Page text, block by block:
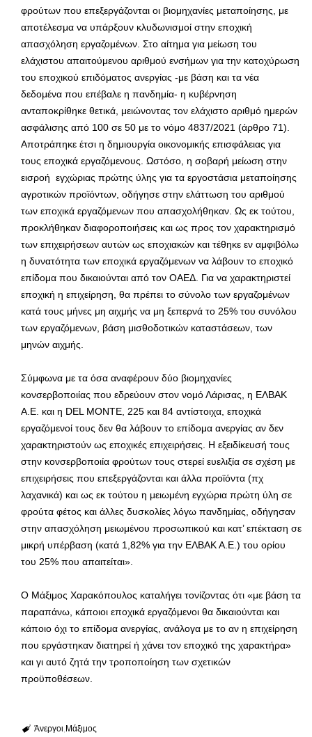
φρούτων που επεξεργάζονται οι βιομηχανίες μεταποίησης, με
αποτέλεσμα να υπάρξουν κλυδωνισμοί στην εποχική
απασχόληση εργαζομένων. Στο αίτημα για μείωση του
ελάχιστου απαιτούμενου αριθμού ενσήμων για την κατοχύρωση
του εποχικού επιδόματος ανεργίας -με βάση και τα νέα
δεδομένα που επέβαλε η πανδημία- η κυβέρνηση
ανταποκρίθηκε θετικά, μειώνοντας τον ελάχιστο αριθμό ημερών
ασφάλισης από 100 σε 50 με το νόμο 4837/2021 (άρθρο 71).
Αποτράπηκε έτσι η δημιουργία οικονομικής επισφάλειας για
τους εποχικά εργαζόμενους. Ωστόσο, η σοβαρή μείωση στην
εισροή εγχώριας πρώτης ύλης για τα εργοστάσια μεταποίησης
αγροτικών προϊόντων, οδήγησε στην ελάττωση του αριθμού
των εποχικά εργαζόμενων που απασχολήθηκαν. Ως εκ τούτου,
προκλήθηκαν διαφοροποιήσεις και ως προς τον χαρακτηρισμό
των επιχειρήσεων αυτών ως εποχιακών και τέθηκε εν αμφιβόλω
η δυνατότητα των εποχικά εργαζόμενων να λάβουν το εποχικό
επίδομα που δικαιούνται από τον ΟΑΕΔ. Για να χαρακτηριστεί
εποχική η επιχείρηση, θα πρέπει το σύνολο των εργαζομένων
κατά τους μήνες μη αιχμής να μη ξεπερνά το 25% του συνόλου
των εργαζόμενων, βάση μισθοδοτικών καταστάσεων, των
μηνών αιχμής.
Σύμφωνα με τα όσα αναφέρουν δύο βιομηχανίες
κονσερβοποιίας που εδρεύουν στον νομό Λάρισας, η ΕΛΒΑΚ
Α.Ε. και η DEL MONTE, 225 και 84 αντίστοιχα, εποχικά
εργαζόμενοί τους δεν θα λάβουν το επίδομα ανεργίας αν δεν
χαρακτηριστούν ως εποχικές επιχειρήσεις. Η εξειδίκευσή τους
στην κονσερβοποιία φρούτων τους στερεί ευελιξία σε σχέση με
επιχειρήσεις που επεξεργάζονται και άλλα προϊόντα (πχ
λαχανικά) και ως εκ τούτου η μειωμένη εγχώρια πρώτη ύλη σε
φρούτα φέτος και άλλες δυσκολίες λόγω πανδημίας, οδήγησαν
στην απασχόληση μειωμένου προσωπικού και κατ’ επέκταση σε
μικρή υπέρβαση (κατά 1,82% για την ΕΛΒΑΚ Α.Ε.) του ορίου
του 25% που απαιτείται».
Ο Μάξιμος Χαρακόπουλος καταλήγει τονίζοντας ότι «με βάση τα
παραπάνω, κάποιοι εποχικά εργαζόμενοι θα δικαιούνται και
κάποιο όχι το επίδομα ανεργίας, ανάλογα με το αν η επιχείρηση
που εργάστηκαν διατηρεί ή χάνει τον εποχικό της χαρακτήρα»
και γι αυτό ζητά την τροποποίηση των σχετικών
προϋποθέσεων.
Άνεργοι Μάξιμος